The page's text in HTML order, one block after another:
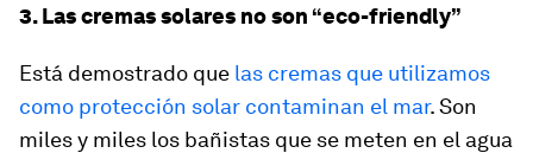
3. Las cremas solares no son “eco-friendly”
Está demostrado que las cremas que utilizamos
como protección solar contaminan el mar. Son
miles y miles los bañistas que se meten en el agua